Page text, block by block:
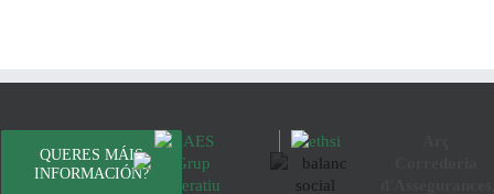
QUERES MÁIS
INFORMACIÓN?